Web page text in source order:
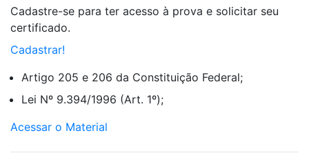
Cadastre-se para ter acesso à prova e solicitar seu
certificado.
Cadastrar!
Artigo 205 e 206 da Constituição Federal;
Lei Nº 9.394/1996 (Art. 1º);
Acessar o Material